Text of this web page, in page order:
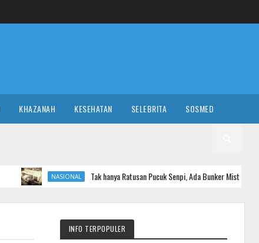
KHAZANAH KESEHATAN SELEBRITA SOSMED
NASIONAL Tak hanya Ratusan Pucuk Senpi, Ada Bunker Misterius di Sekolah
INFO TERPOPULER